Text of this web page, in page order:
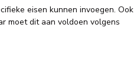
eisen kunnen invoegen. Ook
moet dit aan voldoen volgens